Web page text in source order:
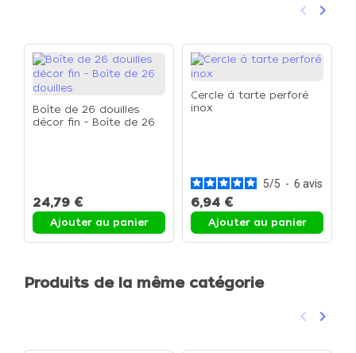
Précédent
keyboard_arrow_left keyboard_arrow_right
Boîte de 26 douilles
décor fin - Boîte de 26
24,79 €
Ajouter au panier
Cercle à tarte perforé
inox
5/5 - 6 avis
6,94 €
Ajouter au panier
Produits de la même catégorie
Précédent
keyboard_arrow_left keyboard_arrow_right